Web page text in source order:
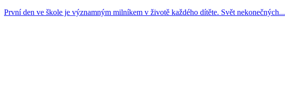
První den ve škole je významným milníkem v životě každého dítěte. Svět nekonečných...